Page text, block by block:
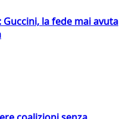
la fede mai avuta